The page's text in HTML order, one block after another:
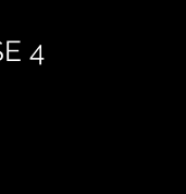
4